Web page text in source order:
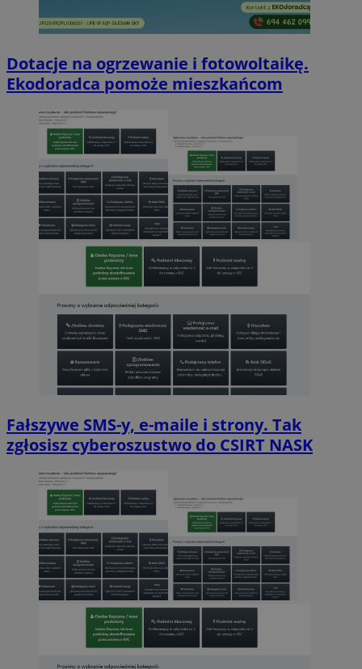
Dotacje na ogrzewanie i fotowoltaikę.
Ekodoradca pomoże mieszkańcom
Fałszywe SMS-y, e-maile i strony. Tak
zgłosisz cyberoszustwo do CSIRT NASK